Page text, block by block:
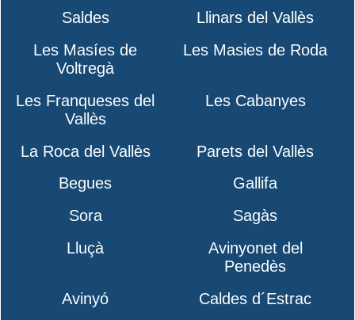
Saldes
Llinars del Vallès
Les Masíes de
Voltregà
Les Masies de Roda
Les Franqueses del
Vallès
Les Cabanyes
La Roca del Vallès
Parets del Vallès
Begues
Gallifa
Sora
Sagàs
Lluçà
Avinyonet del
Penedès
Avinyó
Caldes d´Estrac